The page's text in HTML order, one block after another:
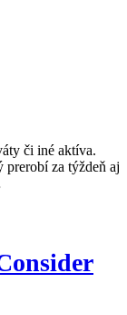
či iné aktíva.
za týždeň aj